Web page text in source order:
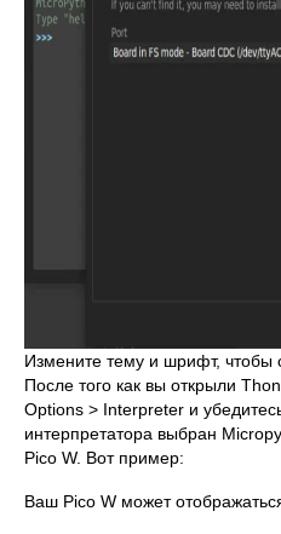
Измените тему и шрифт, чтобы
После того как вы открыли
Options > Interpreter и
интерпретатора выбран
Pico W. Вот пример:
Ваш Pico W может